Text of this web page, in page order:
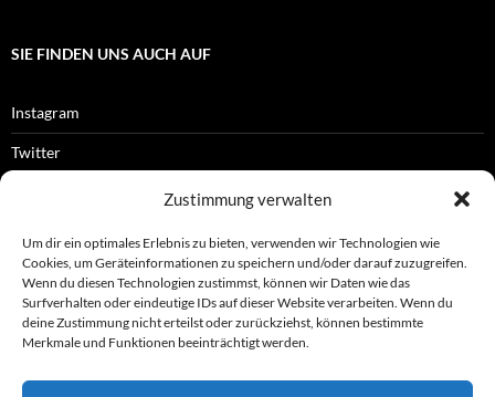
Zustimmung verwalten
Um dir ein optimales Erlebnis zu bieten, verwenden wir Technologien wie
Cookies, um Geräteinformationen zu speichern und/oder darauf zuzugreifen.
Wenn du diesen Technologien zustimmst, können wir Daten wie das
Surfverhalten oder eindeutige IDs auf dieser Website verarbeiten. Wenn du
deine Zustimmung nicht erteilst oder zurückziehst, können bestimmte
Merkmale und Funktionen beeinträchtigt werden.
SIE FINDEN UNS AUCH AUF
Instagram
Twitter
OFFIZIELLES
Impressum